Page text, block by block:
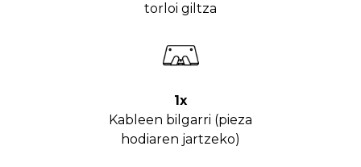
torloi giltza
1x
Kableen bilgarri (pieza
hodiaren jartzeko)